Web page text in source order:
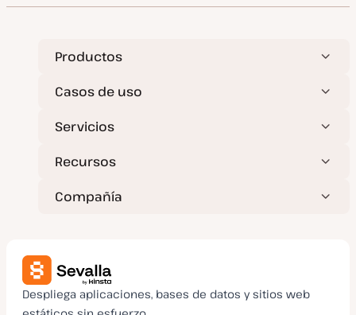
t
Productos
Casos de uso
Servicios
Recursos
Compañía
Despliega aplicaciones, bases de datos y sitios web